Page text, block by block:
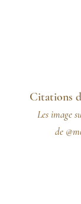
Citations
Les image
de